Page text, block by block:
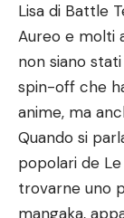
Lisa di Battle
Aureo e molti
non siano
spin-off che
anime, ma
Quando si
popolari de
trovarne uno
mangaka,